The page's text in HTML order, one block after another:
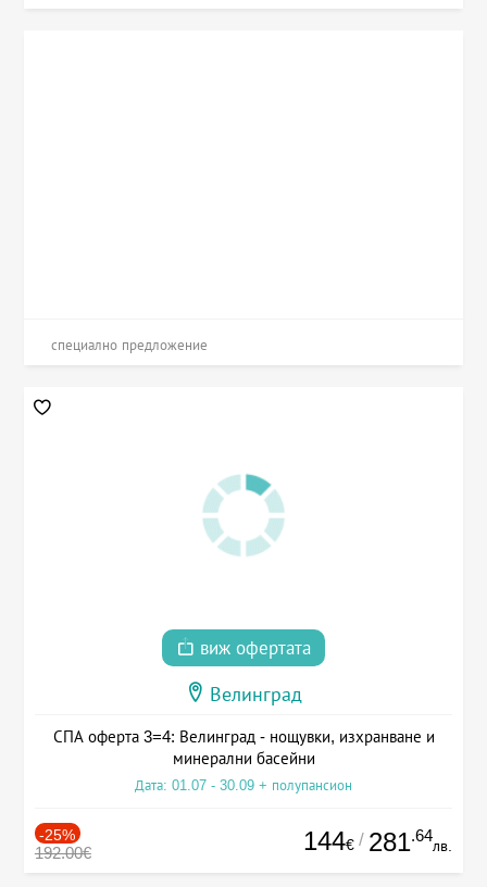
специално предложение
виж офертата
Велинград
СПА оферта 3=4: Велинград - нощувки, изхранване и
минерални басейни
Дата: 01.07 - 30.09 + полупансион
-25%
192.00€ 144€ / 281.64
лв.